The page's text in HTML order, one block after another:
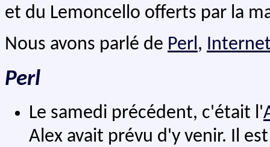
et du Lemoncello offerts par la
Nous avons parlé de Perl,
Perl
Le samedi précédent, c'était l'
Alex avait prévu d'y venir. Il